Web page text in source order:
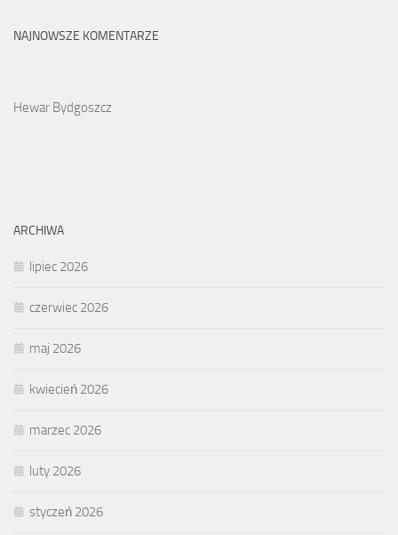
NAJNOWSZE KOMENTARZE
Hewar Bydgoszcz
ARCHIWA
lipiec 2026
czerwiec 2026
maj 2026
kwiecień 2026
marzec 2026
luty 2026
styczeń 2026